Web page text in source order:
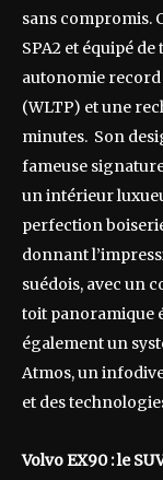
sans compromis.
SPA2 et équipé
autonomie record
(WLTP) et une
minutes. Son
fameuse
un intérieur
perfection
donnant
suédois, avec un
toit panoramique
également un
Atmos, un
et des
Volvo EX90 : le